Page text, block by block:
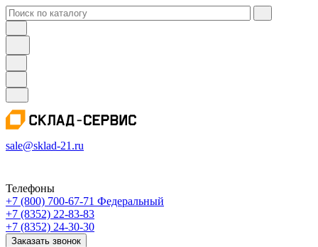
sale@sklad-21.ru
Телефоны
+7 (800) 700-67-71 Федеральный
+7 (8352) 22-83-83
+7 (8352) 24-30-30
Заказать звонок